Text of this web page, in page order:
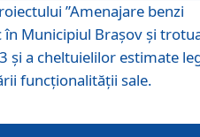
”Amenajare benzi
Municipiul Brașov şi
și a cheltuielilor estimate
funcționalității sale.